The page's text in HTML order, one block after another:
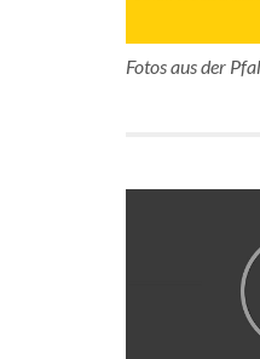
Fotos aus der